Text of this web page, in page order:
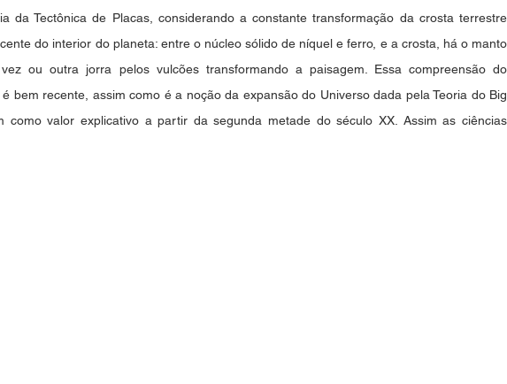
da Tectônica de Placas, considerando a constante transformação da crosta terrestre
do interior do planeta: entre o núcleo sólido de níquel e ferro, e a crosta, há o manto
ou outra jorra pelos vulcões transformando a paisagem. Essa compreensão do
bem recente, assim como é a noção da expansão do Universo dada pela Teoria do Big
como valor explicativo a partir da segunda metade do século XX. Assim as ciências